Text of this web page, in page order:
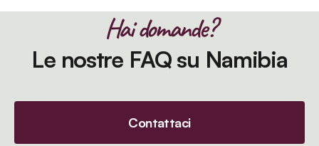
Hai domande?
Le nostre FAQ su Namibia
Contattaci